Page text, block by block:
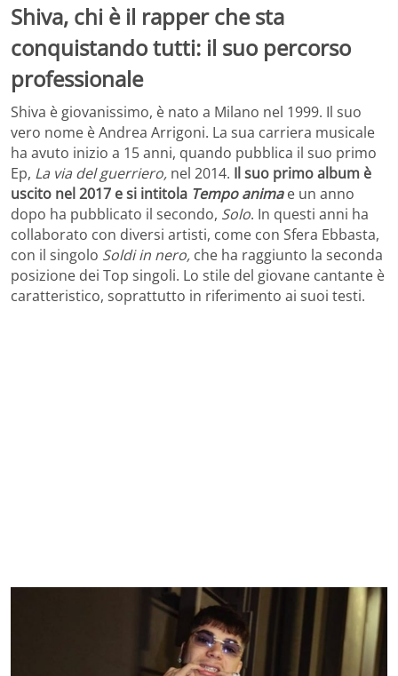
Shiva, chi è il rapper che sta
conquistando tutti: il suo percorso
professionale
Shiva è giovanissimo, è nato a Milano nel 1999. Il suo
vero nome è Andrea Arrigoni. La sua carriera musicale
ha avuto inizio a 15 anni, quando pubblica il suo primo
Ep, La via del guerriero, nel 2014. Il suo primo album è
uscito nel 2017 e si intitola Tempo animae un anno
dopo ha pubblicato il secondo, Solo. In questi anni ha
collaborato con diversi artisti, come con Sfera Ebbasta,
con il singolo Soldi in nero, che ha raggiunto la seconda
posizione dei Top singoli. Lo stile del giovane cantante è
caratteristico, soprattutto in riferimento ai suoi testi.